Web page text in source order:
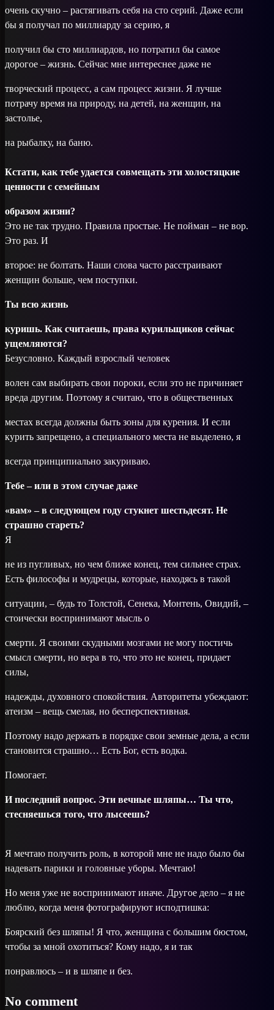
очень скучно – растягивать себя на сто серий. Даже если
бы я получал по миллиарду за серию, я
получил бы сто миллиардов, но потратил бы самое
дорогое – жизнь. Сейчас мне интереснее даже не
творческий процесс, а сам процесс жизни. Я лучше
потрачу время на природу, на детей, на женщин, на
застолье,
на рыбалку, на баню.
Кстати, как тебе удается совмещать эти холостяцкие
ценности с семейным
образом жизни?
Это не так трудно. Правила простые. Не пойман – не вор.
Это раз. И
второе: не болтать. Наши слова часто расстраивают
женщин больше, чем поступки.
Ты всю жизнь
куришь. Как считаешь, права курильщиков сейчас
ущемляются?
Безусловно. Каждый взрослый человек
волен сам выбирать свои пороки, если это не причиняет
вреда другим. Поэтому я считаю, что в общественных
местах всегда должны быть зоны для курения. И если
курить запрещено, а специального места не выделено, я
всегда принципиально закуриваю.
Тебе – или в этом случае даже
«вам» – в следующем году стукнет шестьдесят. Не
страшно стареть?
Я
не из пугливых, но чем ближе конец, тем сильнее страх.
Есть философы и мудрецы, которые, находясь в такой
ситуации, – будь то Толстой, Сенека, Монтень, Овидий, –
стоически воспринимают мысль о
смерти. Я своими скудными мозгами не могу постичь
смысл смерти, но вера в то, что это не конец, придает
силы,
надежды, духовного спокойствия. Авторитеты убеждают:
атеизм – вещь смелая, но бесперспективная.
Поэтому надо держать в порядке свои земные дела, а если
становится страшно… Есть Бог, есть водка.
Помогает.
И последний вопрос. Эти вечные шляпы… Ты что,
стесняешься того, что лысеешь?
Я мечтаю получить роль, в которой мне не надо было бы
надевать парики и головные уборы. Мечтаю!
Но меня уже не воспринимают иначе. Другое дело – я не
люблю, когда меня фотографируют исподтишка:
Боярский без шляпы! Я что, женщина с большим бюстом,
чтобы за мной охотиться? Кому надо, я и так
понравлюсь – и в шляпе и без.
No comment